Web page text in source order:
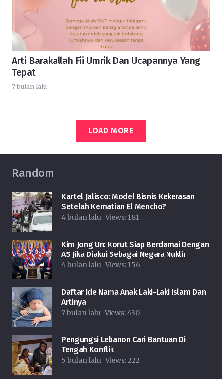
Arti Barakallah Fii Umrik Dan Ucapannya Yang
Tepat
7 bulan lalu
LOAD MORE
Random
Kartel Jalisco: Model Bisnis Kekerasan
Setelah Kematian El Mencho?
4 bulan lalu Views: 181
Kim Jong Un: Korut Siap Berdamai Dengan
AS Jika Diakui Sebagai Negara Nuklir
4 bulan lalu Views: 156
Daftar Ide Nama Anak Laki-Laki Islam Dan
Artinya
7 bulan lalu Views:430
Pengungsi Lebanon Cari Bantuan Di
Tengah Konflik
5 bulan lalu Views:222